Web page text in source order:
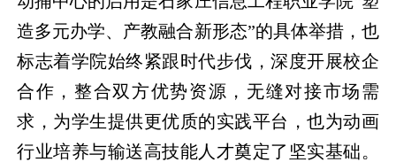
造多元办学、产教融合新形态”的具体举措，也
标志着学院始终紧跟时代步伐，深度开展校企
合作，整合双方优势资源，无缝对接市场需
求，为学生提供更优质的实践平台，也为动画
行业培养与输送高技能人才奠定了坚实基础。